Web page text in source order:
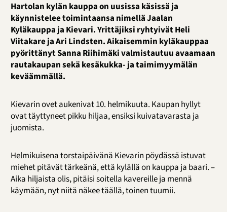
Hartolan kylän kauppa on uusissa käsissä ja
käynnistelee toimintaansa nimellä Jaalan
Kyläkauppa ja Kievari. Yrittäjiksi ryhtyivät Heli
Viitakare ja Ari Lindsten. Aikaisemmin kyläkauppaa
pyörittänyt Sanna Riihimäki valmistautuu avaamaan
rautakaupan sekä kesäkukka- ja taimimyymälän
keväämmällä.
Kievarin ovet aukenivat 10. helmikuuta. Kaupan hyllyt
ovat täyttyneet pikku hiljaa, ensiksi kuivatavarasta ja
juomista.
Helmikuisena torstaipäivänä Kievarin pöydässä istuvat
miehet pitävät tärkeänä, että kylällä on kauppa ja baari. –
Aika hiljaista olis, pitäisi soitella kavereille ja mennä
käymään, nyt niitä näkee täällä, toinen tuumii.